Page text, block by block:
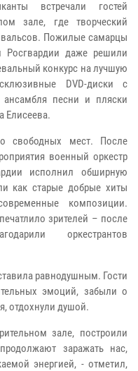
встречали гостей
зале, где творческий
Пожилые самарцы
Росгвардии даже решили
конкурс на лучшую
DVD-диски с
ансамбля песни и пляски
Елисеева.
свободных мест. После
военный оркестр
исполнил обширную
как старые добрые хиты
композиции.
зрителей – после
оркестрантов
равнодушным. Гости
эмоций, забыли о
отдохнули душой.
зале, построили
заражать нас,
энергией, - отметил,